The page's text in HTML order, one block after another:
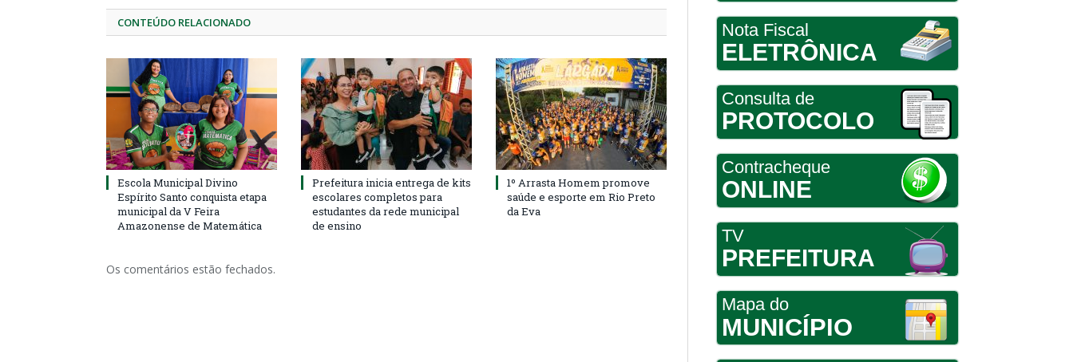
CONTEÚDO RELACIONADO
Escola Municipal Divino
Espírito Santo conquista etapa
municipal da V Feira
Amazonense de Matemática
Prefeitura inicia entrega de kits
escolares completos para
estudantes da rede municipal
de ensino
1º Arrasta Homem promove
saúde e esporte em Rio Preto
da Eva
Os comentários estão fechados.
Nota Fiscal
ELETRÔNICA
Consulta de
PROTOCOLO
Contracheque
ONLINE
TV
PREFEITURA
Mapa do
MUNICÍPIO